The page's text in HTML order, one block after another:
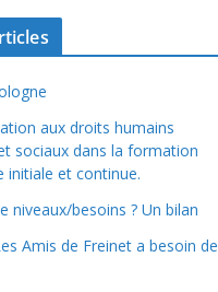
aux droits humains
sociaux dans la formation
initiale et continue.
niveaux/besoins ? Un bilan
Amis de Freinet a besoin de